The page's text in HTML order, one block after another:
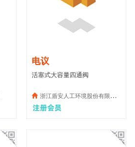
电议
活塞式大容量四通阀
浙江盾安人工环境股份有限公司